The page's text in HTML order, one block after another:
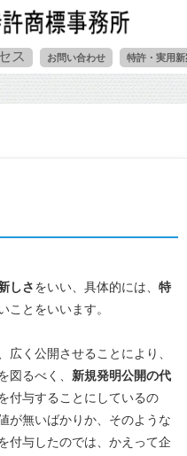
ス お問い合わせ 特許・実用新
しさ をいい、具体的には、 特
ことをいいます。
広く公開させることにより、
図るべく、 新規発明公開の代
付与することにしているの
が無いばかりか、そのような
付与したのでは、かえって企